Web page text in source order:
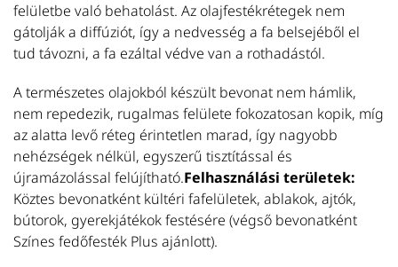
felületbe való behatolást. Az olajfestékrétegek nem
gátolják a diffúziót, így a nedvesség a fa belsejéből el
tud távozni, a fa ezáltal védve van a rothadástól.
A természetes olajokból készült bevonat nem hámlik,
nem repedezik, rugalmas felülete fokozatosan kopik, míg
az alatta levő réteg érintetlen marad, így nagyobb
nehézségek nélkül, egyszerű tisztítással és
újramázolással felújítható.Felhasználási területek:
Köztes bevonatként kültéri fafelületek, ablakok, ajtók,
bútorok, gyerekjátékok festésére (végső bevonatként
Színes fedőfesték Plus ajánlott).